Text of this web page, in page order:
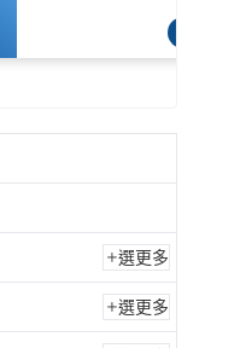
選更多
選更多